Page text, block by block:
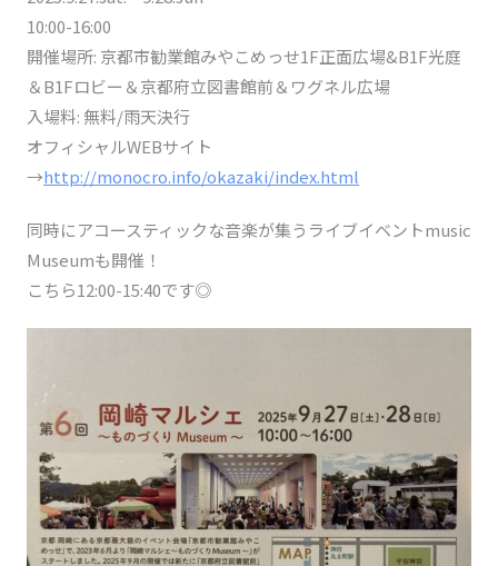
10:00-16:00
開催場所: 京都市勧業館みやこめっせ1F正面広場&B1F光庭
＆B1Fロビー＆京都府立図書館前＆ワグネル広場
入場料: 無料/雨天決行
オフィシャルWEBサイト
→http://monocro.info/okazaki/index.html
同時にアコースティックな音楽が集うライブイベントmusic
Museumも開催！
こちら12:00-15:40です◎